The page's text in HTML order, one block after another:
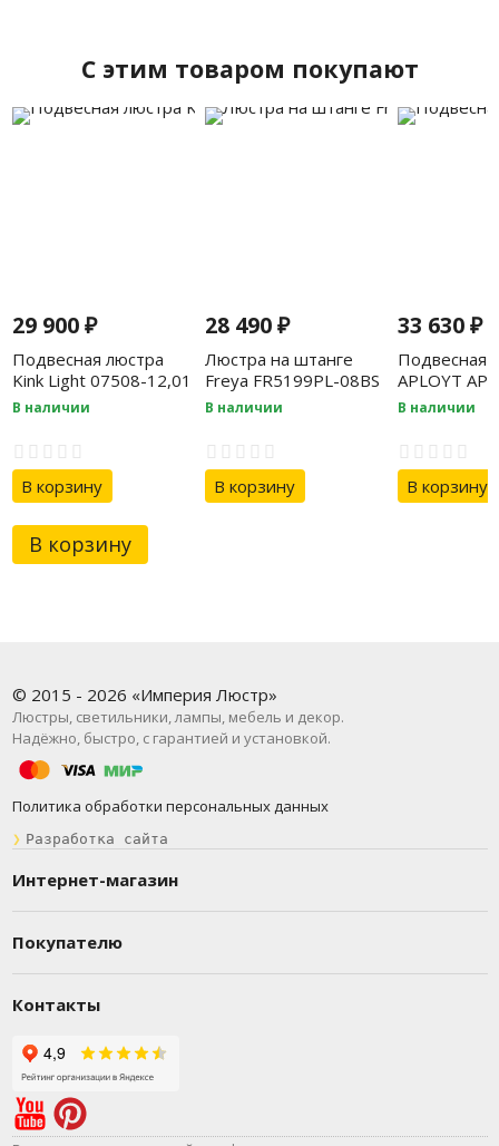
C этим товаром покупают
29 900₽
Подвесная люстра
Kink Light 07508-12,01
В наличии
В корзину
28 490₽
Люстра на штанге
Freya FR5199PL-08BS
В наличии
В корзину
33 630₽
Подвесная
APLOYT
В наличии
В корзину
В корзину
© 2015 - 2026 «Империя Люстр»
Люстры, светильники, лампы, мебель и декор.
Надёжно, быстро, с гарантией и установкой.
Политика обработки персональных данных
❯ Разработка сайта
Интернет-магазин
Покупателю
Контакты